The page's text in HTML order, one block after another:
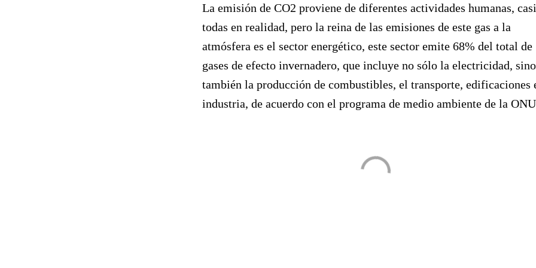
La emisión de CO2 proviene de diferentes actividades humanas, casi
todas en realidad, pero la reina de las emisiones de este gas a la
atmósfera es el sector energético, este sector emite 68% del total de
gases de efecto invernadero, que incluye no sólo la electricidad, sino
también la producción de combustibles, el transporte, edificaciones
industria, de acuerdo con el programa de medio ambiente de la